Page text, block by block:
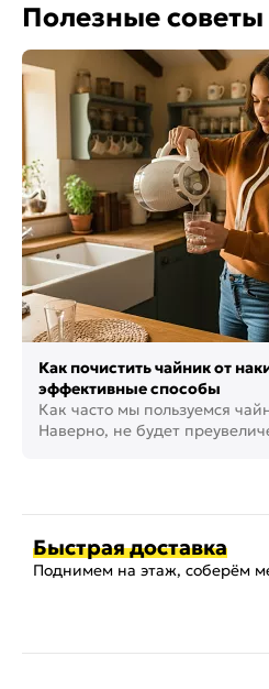
Полезные советы
Как почистить чайник от
эффективные способы
Как часто мы пользуемся
Наверно, не будет
Быстрая доставка
Поднимем на этаж, соберём